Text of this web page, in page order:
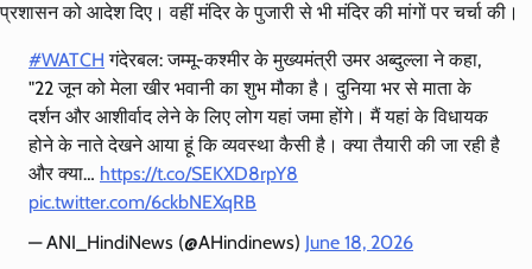
प्रशासन को आदेश दिए। वहीं मंदिर के पुजारी से भी मंदिर की मांगों पर चर्चा की।
#WATCH गंदेरबल: जम्मू-कश्मीर के मुख्यमंत्री उमर अब्दुल्ला ने कहा,
"22 जून को मेला खीर भवानी का शुभ मौका है। दुनिया भर से माता के
दर्शन और आशीर्वाद लेने के लिए लोग यहां जमा होंगे। मैं यहां के विधायक
होने के नाते देखने आया हूं कि व्यवस्था कैसी है। क्या तैयारी की जा रही है
और क्या… https://t.co/SEKXD8rpY8
pic.twitter.com/6ckbNEXqRB
— ANI_HindiNews (@AHindinews) June 18, 2026